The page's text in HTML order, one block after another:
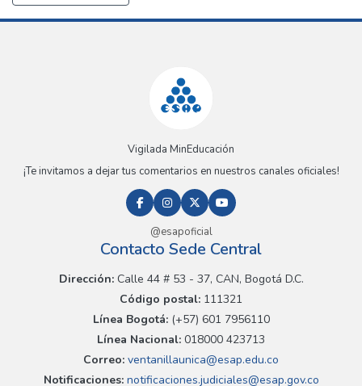
Vigilada MinEducación
¡Te invitamos a dejar tus comentarios en nuestros canales oficiales!
@esapoficial
Contacto Sede Central
Dirección:Calle 44 # 53 - 37, CAN, Bogotá D.C.
Código postal: 111321
Línea Bogotá:(+57) 601 7956110
Línea Nacional: 018000 423713
Correo: ventanillaunica@esap.edu.co
Notificaciones:notificaciones.judiciales@esap.gov.co